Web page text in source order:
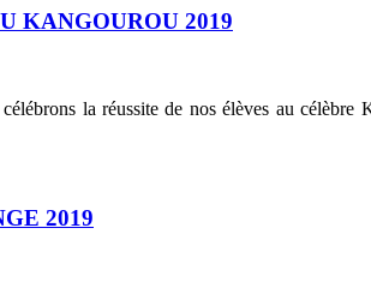
KANGOUROU 2019
la réussite de nos élèves au célèbre
2019